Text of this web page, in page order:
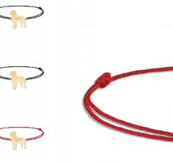
barbati
placate cu aur